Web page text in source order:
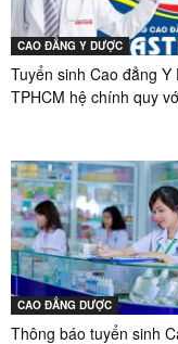
CAO ĐẲNG Y DƯỢC
Tuyển sinh Cao đẳng Y
TPHCM hệ chính quy
CAO ĐẲNG DƯỢC
Thông báo tuyển sinh